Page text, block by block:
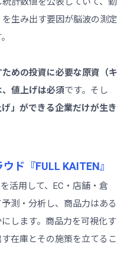
生み出す要因が脳波の測定
めの投資に必要な原資（キ
値上げは必須です。そし
」ができる企業だけが生き
ド『FULL KAITEN』
活用して、EC・店舗・倉
測・分析し、商品力はある
します。商品力を可視化す
在庫とその施策を立てるこ